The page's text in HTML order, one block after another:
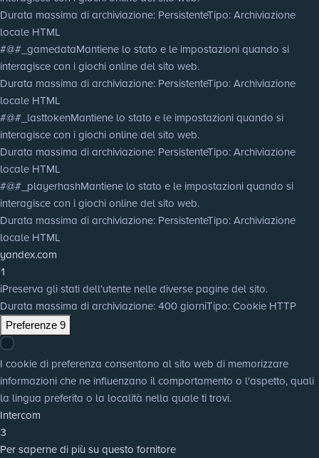
Durata massima di archiviazione: PersistenteTipo: Archiviazione
locale HTML
#@#_gamedataMantiene lo stato e le impostazioni quando si
interagisce con i giochi online del sito web.
Durata massima di archiviazione: PersistenteTipo: Archiviazione
locale HTML
#@#_lasttokenMantiene lo stato e le impostazioni quando si
interagisce con i giochi online del sito web.
Durata massima di archiviazione: PersistenteTipo: Archiviazione
locale HTML
#@#_playerhashMantiene lo stato e le impostazioni quando si
interagisce con i giochi online del sito web.
Durata massima di archiviazione: PersistenteTipo: Archiviazione
locale HTML
yandex.com
1
iPreserva gli stati dell'utente nelle diverse pagine del sito.
Durata massima di archiviazione: 400 giorniTipo: Cookie HTTP
Preferenze 9
I cookie di preferenza consentono al sito web di memorizzare
informazioni che ne influenzano il comportamento o l'aspetto, quali
la lingua preferita o la località nella quale ti trovi.
Intercom
3
Per saperne di più su questo fornitore